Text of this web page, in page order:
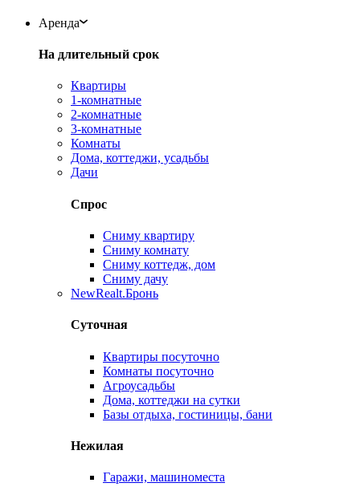
Аренда
На длительный срок
Квартиры
1-комнатные
2-комнатные
3-комнатные
Комнаты
Дома, коттеджи, усадьбы
Дачи
Спрос
Сниму квартиру
Сниму комнату
Сниму коттедж, дом
Сниму дачу
NewRealt.Бронь
Суточная
Квартиры посуточно
Комнаты посуточно
Агроусадьбы
Дома, коттеджи на сутки
Базы отдыха, гостиницы, бани
Нежилая
Гаражи, машиноместа